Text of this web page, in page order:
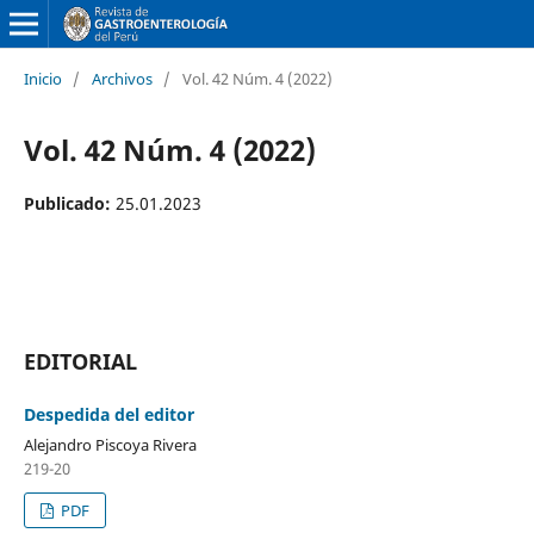
Inicio / Archivos / Vol. 42 Núm. 4 (2022)
Vol. 42 Núm. 4 (2022)
Publicado: 25.01.2023
EDITORIAL
Despedida del editor
Alejandro Piscoya Rivera
219-20
PDF